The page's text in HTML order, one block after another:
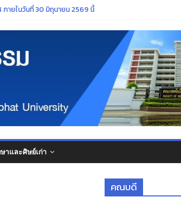
จกรรมเตรียมความพร้อมนักศึกษาใหม่ ประจำปีการศึกษา ๒๕๖๙
ภายในวันที่ 30 มิถุนายน 2569 นี้
นงาน ประเพณีแห่เทียนพรรษา
ทางวิชาการ
าและศิษย์เก่า
คณบดี